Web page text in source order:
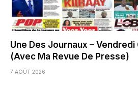
Une Des Journaux –
(Avec Ma Revue De Presse)
7 AOÛT 2026